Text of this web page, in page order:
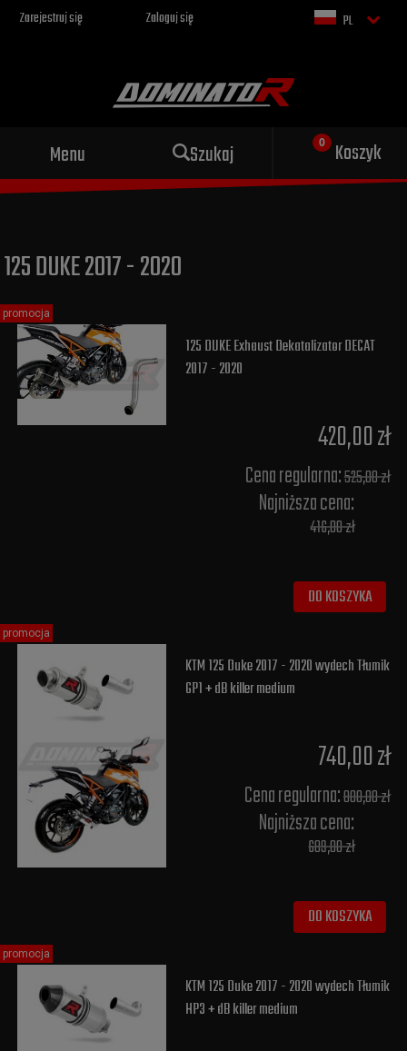
Zarejestruj się Zaloguj się PL
Menu Szukaj Koszyk
Sportowy wydech dla Twojego
125 DUKE 2017 - 2020
125 DUKE Exhaust Dekatalizator DECAT
2017 - 2020
420,00 zł
Cena regularna:525,00 zł
Najniższa cena:
416,00 zł
DO KOSZYKA
promocja
KTM 125 Duke 2017 - 2020 wydech Tłumik
GP1 + dB killer medium
740,00 zł
Cena regularna:800,00 zł
Najniższa cena:
689,00 zł
DO KOSZYKA
promocja
KTM 125 Duke 2017 - 2020 wydech Tłumik
HP3 + dB killer medium
promocja